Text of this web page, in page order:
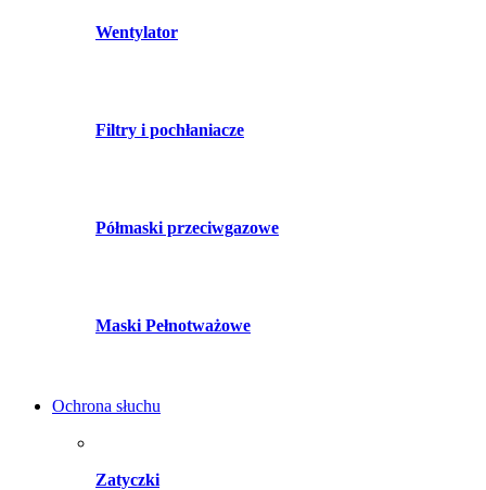
Wentylator
Filtry i pochłaniacze
Półmaski przeciwgazowe
Maski Pełnotważowe
Ochrona słuchu
Zatyczki